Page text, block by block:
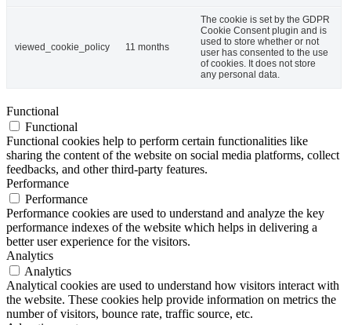
viewed_cookie_policy 11 months
The cookie is set by the GDPR
Cookie Consent plugin and is
used to store whether or not
user has consented to the use
of cookies. It does not store
any personal data.
Functional
Functional
Functional cookies help to perform certain functionalities like
sharing the content of the website on social media platforms, collect
feedbacks, and other third-party features.
Performance
Performance
Performance cookies are used to understand and analyze the key
performance indexes of the website which helps in delivering a
better user experience for the visitors.
Analytics
Analytics
Analytical cookies are used to understand how visitors interact with
the website. These cookies help provide information on metrics the
number of visitors, bounce rate, traffic source, etc.